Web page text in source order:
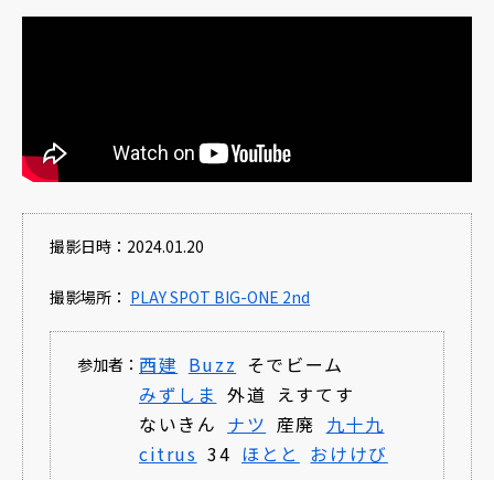
撮影日時：2024.01.20
撮影場所： PLAY SPOT BIG-ONE 2nd
参加者： 西建 Buzz そでビーム
みずしま 外道 えすてす
ないきん ナツ 産廃 九十九
citrus 34 ほとと おけけび